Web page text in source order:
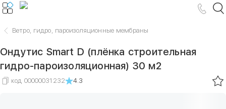
Ветро, гидро, пароизоляционные мембраны
Ондутис Smart D (плёнка строительная
гидро-пароизоляционная) 30 м2
код 00000031232 4.3